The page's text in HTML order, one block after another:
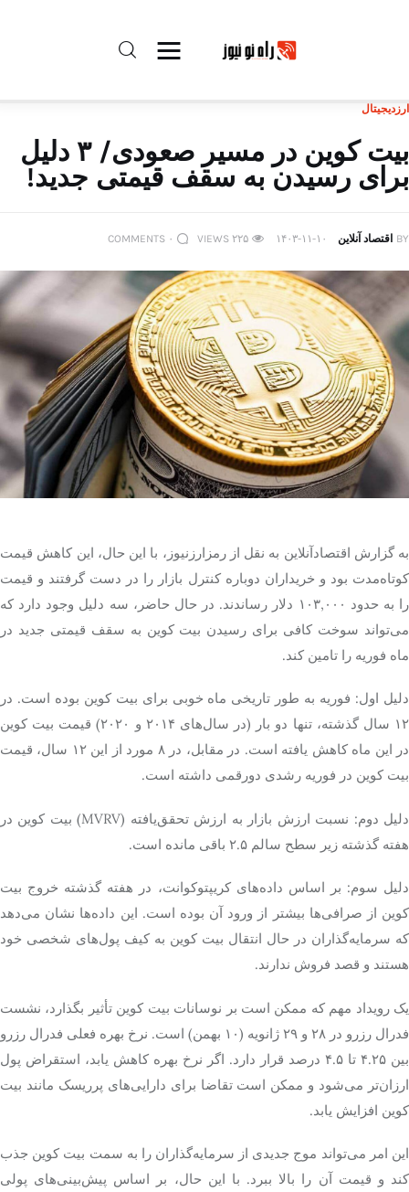
درباره راه‌ نو نیوز
حفظ حریم شخصی
قوانین بازنشر
تبلیغات راه نو نیوز
آوین دیلی
تک کده
پایگاه خبری آبان
خرید موتور ایمپلنت
ارزدیجیتال
بیت‌ کوین در مسیر صعودی/ ۳ دلیل
برای رسیدن به سقف قیمتی جدید!
BY اقتصاد آنلاین ۱۴۰۳-۱۱-۱۰ ۲۲۵ VIEWS ۰ COMMENTS
به گزارش اقتصادآنلاین به نقل از رمزارزنیوز، با این حال، این کاهش قیمت
کوتاه‌مدت بود و خریداران دوباره کنترل بازار را در دست گرفتند و قیمت
را به حدود ۱۰۳,۰۰۰ دلار رساندند. در حال حاضر، سه دلیل وجود دارد که
می‌تواند سوخت کافی برای رسیدن بیت کوین به سقف قیمتی جدید در
ماه فوریه را تامین کند.
دلیل اول: فوریه به ‌طور تاریخی ماه خوبی برای بیت کوین بوده است. در
۱۲ سال گذشته، تنها دو بار (در سال‌های ۲۰۱۴ و ۲۰۲۰) قیمت بیت کوین
در این ماه کاهش یافته است. در مقابل، در ۸ مورد از این ۱۲ سال، قیمت
بیت کوین در فوریه رشدی دورقمی داشته است.
دلیل دوم: نسبت ارزش بازار به ارزش تحقق‌یافته (MVRV) بیت کوین در
هفته گذشته زیر سطح سالم ۲.۵ باقی مانده است.
دلیل سوم: بر اساس داده‌های کریپتوکوانت، در هفته گذشته خروج بیت
کوین از صرافی‌ها بیشتر از ورود آن بوده است. این داده‌ها نشان می‌دهد
که سرمایه‌گذاران در حال انتقال بیت کوین به کیف ‌پول‌های شخصی خود
هستند و قصد فروش ندارند.
یک رویداد مهم که ممکن است بر نوسانات بیت کوین تأثیر بگذارد، نشست
فدرال رزرو در ۲۸ و ۲۹ ژانویه (۱۰ بهمن) است. نرخ بهره فعلی فدرال رزرو
بین ۴.۲۵ تا ۴.۵ درصد قرار دارد. اگر نرخ بهره کاهش یابد، استقراض پول
ارزان‌تر می‌شود و ممکن است تقاضا برای دارایی‌های پرریسک مانند بیت
کوین افزایش یابد.
این امر می‌تواند موج جدیدی از سرمایه‌گذاران را به سمت بیت کوین جذب
کند و قیمت آن را بالا ببرد. با این حال، بر اساس پیش‌بینی‌های پولی